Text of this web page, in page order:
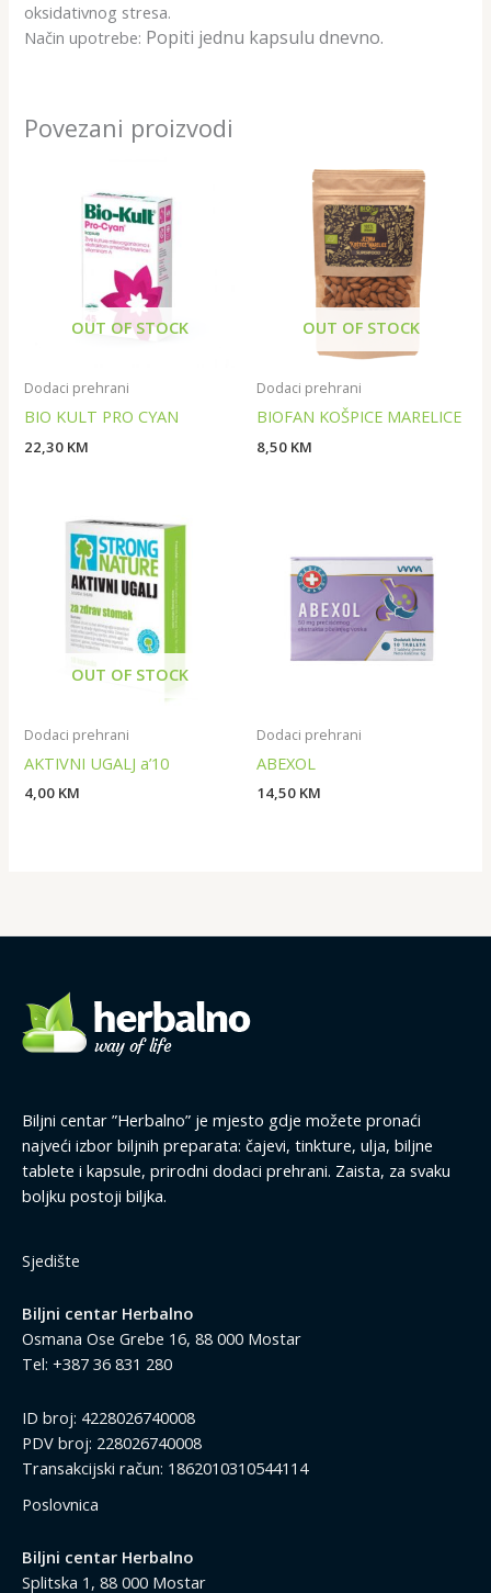
oksidativnog stresa.
Način upotrebe: Popiti jednu kapsulu dnevno.
Povezani proizvodi
OUT OF STOCK
Dodaci prehrani
BIO KULT PRO CYAN
22,30 KM
OUT OF STOCK
Dodaci prehrani
BIOFAN KOŠPICE MARELICE
8,50 KM
OUT OF STOCK
Dodaci prehrani
AKTIVNI UGALJ a’10
4,00 KM
Dodaci prehrani
ABEXOL
14,50 KM
Biljni centar ”Herbalno” je mjesto gdje možete pronaći
najveći izbor biljnih preparata: čajevi, tinkture, ulja, biljne
tablete i kapsule, prirodni dodaci prehrani. Zaista, za svaku
boljku postoji biljka.
Sjedište
Biljni centar Herbalno
Osmana Ose Grebe 16, 88 000 Mostar
Tel: +387 36 831 280
ID broj: 4228026740008
PDV broj: 228026740008
Transakcijski račun: 1862010310544114
Poslovnica
Biljni centar Herbalno
Splitska 1, 88 000 Mostar